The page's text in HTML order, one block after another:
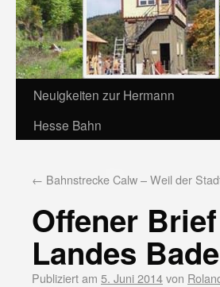
Neuigkeiten zur Hermann
Hesse Bahn
← Bahnstrecke Calw – Weil der
Offener
Landes
Publiziert am 5. Juni 2014von